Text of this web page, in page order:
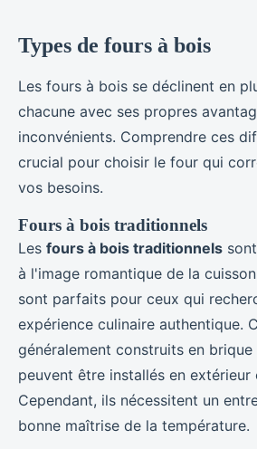
Types de fours à bois
Les fours à bois se déclinent en
chacune avec ses propres
inconvénients. Comprendre ces
crucial pour choisir le four qui
vos besoins.
Fours à bois traditionnels
Les fours à bois traditionnels
à l'image romantique de la
sont parfaits pour ceux qui
expérience culinaire authentique.
généralement construits en
peuvent être installés en extérieur
Cependant, ils nécessitent un
bonne maîtrise de la température.